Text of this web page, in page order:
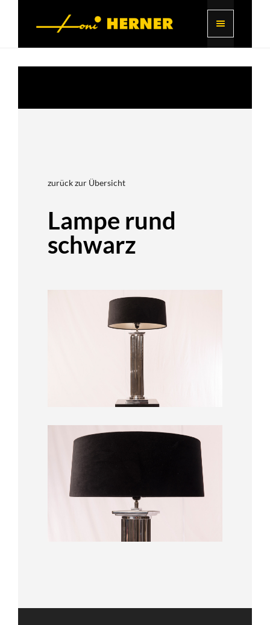
zurück zur Übersicht
Lampe rund
schwarz